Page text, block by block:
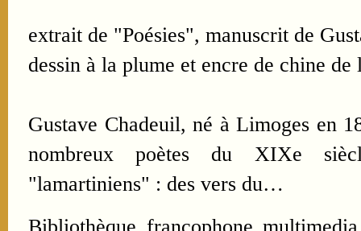
extrait de "Poésies", manuscrit de
dessin à la plume et encre de chine de
Gustave Chadeuil, né à Limoges en
nombreux poètes du XIXe
"lamartiniens" : des vers du…